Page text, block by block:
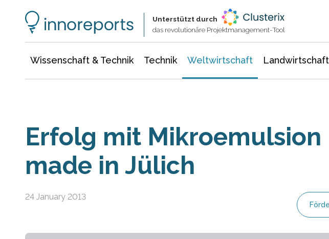
Unterstützt durch
das revolutionäre Projektmanagement-Tool
Wissenschaft & Technik Technik Weltwirtschaft
Erfolg mit Mikroemulsion
made in Jülich
24 January 2013